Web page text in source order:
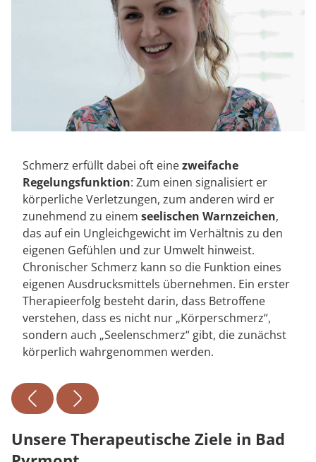
Schmerz erfüllt dabei oft einezweifache
Regelungsfunktion: Zum einen signalisiert er
körperliche Verletzungen, zum anderen wird er
zunehmend zu einem seelischen Warnzeichen,
das auf ein Ungleichgewicht im Verhältnis zu den
eigenen Gefühlen und zur Umwelt hinweist.
Chronischer Schmerz kann so die Funktion eines
eigenen Ausdrucksmittels übernehmen. Ein erster
Therapieerfolg besteht darin, dass Betroffene
verstehen, dass es nicht nur „Körperschmerz“,
sondern auch „Seelenschmerz“ gibt, die zunächst
körperlich wahrgenommen werden.
Unsere Therapeutische Ziele in Bad